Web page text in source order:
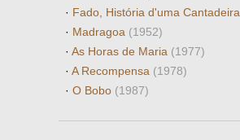
· Fado, História d'uma Cantadeira
· Madragoa (1952)
· As Horas de Maria (1977)
· A Recompensa (1978)
· O Bobo (1987)